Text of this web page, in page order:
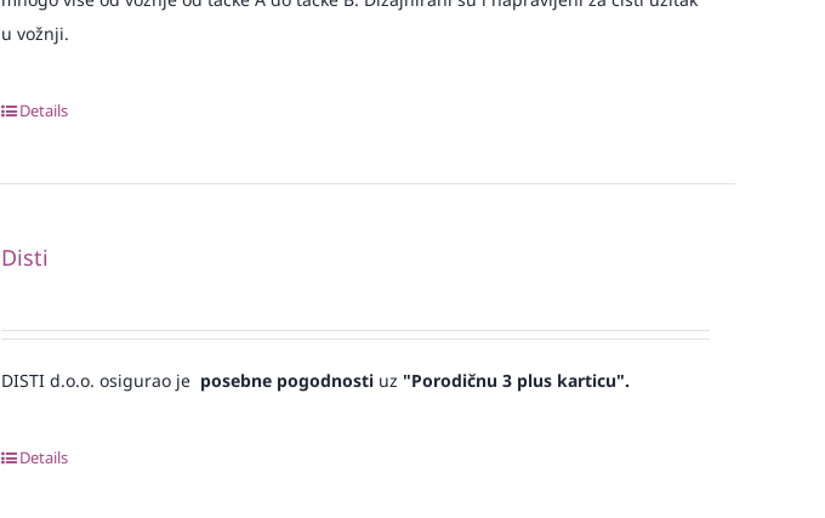
u vožnji.
Details
Disti
DISTI d.o.o. osigurao je posebne pogodnostiuz "Porodičnu 3 plus karticu".
Details